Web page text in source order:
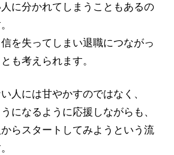
に分かれてしまうこともあるの
を失ってしまい退職につながっ
も考えられます。
人には甘やかすのではなく、
になるように応援しながらも、
らスタートしてみようという流